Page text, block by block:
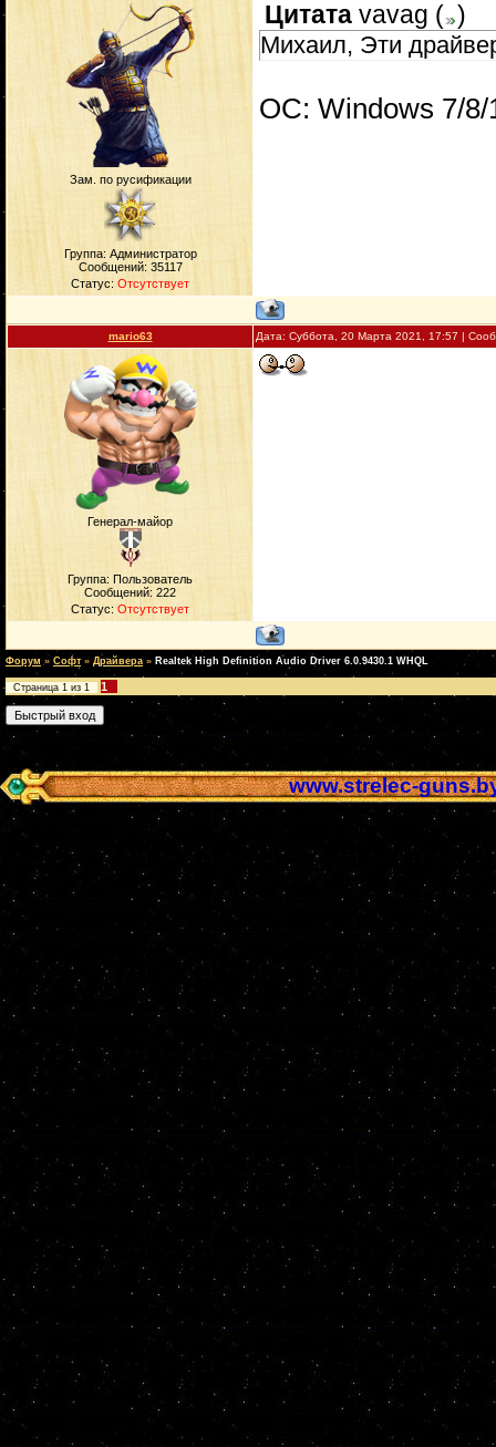
Зам. по русификации
Группа: Администратор
Сообщений: 35117
Статус: Отсутствует
Цитата vavag ( )
Михаил, Эти
OС: Windows 7/8/
mario63 Дата: Суббота, 20 Марта 2021, 17:57 |
Генерал-майор
Группа: Пользователь
Сообщений: 222
Статус: Отсутствует
Форум » Софт » Драйвера » Realtek High Definition Audio Driver 6.0.9430.1 WHQL
Страница 1 из 1 1
www.strelec-